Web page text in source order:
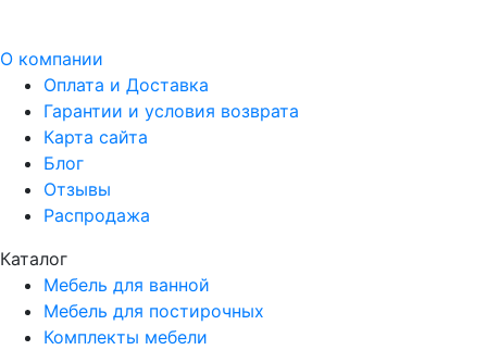
О компании
Оплата и Доставка
Гарантии и условия возврата
Карта сайта
Блог
Отзывы
Распродажа
Каталог
Мебель для ванной
Мебель для постирочных
Комплекты мебели